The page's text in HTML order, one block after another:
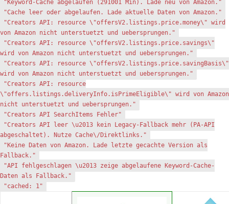
"Keyword-Cache abgelaufen (291001 Min). Lade neu von Amazon."
"Cache leer oder abgelaufen. Lade aktuelle Daten von Amazon."
"Creators API: resource \"offersV2.listings.price.money\" wird
von Amazon nicht unterstuetzt und uebersprungen."
"Creators API: resource \"offersV2.listings.price.savings\"
wird von Amazon nicht unterstuetzt und uebersprungen."
"Creators API: resource \"offersV2.listings.price.savingBasis\"
wird von Amazon nicht unterstuetzt und uebersprungen."
"Creators API: resource
\"offers.listings.deliveryInfo.isPrimeEligible\" wird von Amazon
nicht unterstuetzt und uebersprungen."
"Creators API SearchItems Fehler"
"Creators API leer \u2013 kein Legacy-Fallback mehr (PA-API
abgeschaltet). Nutze Cache\/Direktlinks."
"Keine Daten von Amazon. Lade letzte gecachte Version als
Fallback."
"API fehlgeschlagen \u2013 zeige abgelaufene Keyword-Cache-
Daten als Fallback."
"cached: 1"